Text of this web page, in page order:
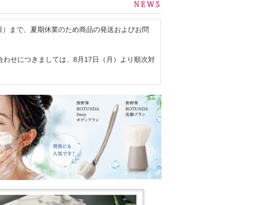
まで、夏期休業のため商品の発送およびお問
せにつきましては、8月17日（月）より順次対
ル期間中につき、ネット販売業務はお休みし
より順次対応させていただきます。
うございます。
好評をいただいております**「化粧筆セール」